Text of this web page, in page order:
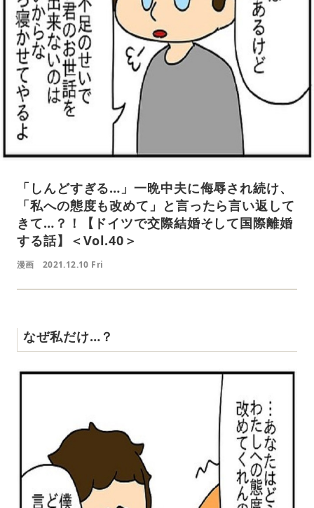
「しんどすぎる…」一晩中夫に侮辱され続け、
「私への態度も改めて」と言ったら言い返して
きて…？！【ドイツで交際結婚そして国際離婚
する話】＜Vol.40＞
漫画 2021.12.10 Fri
なぜ私だけ…？